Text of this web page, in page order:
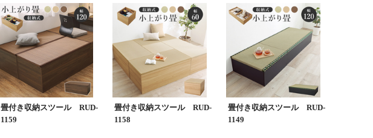
畳付き収納スツール RUD-
1159
畳付き収納スツール RUD-
1158
畳付き収納スツール RUD-
1149